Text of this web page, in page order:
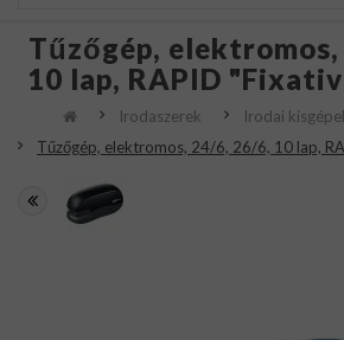
Tűzőgép,
10 lap, RAPID
Irodaszerek Irodai
Tűzőgép, elektromos, 24/6, 26/6, 10 lap,